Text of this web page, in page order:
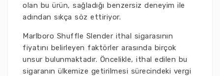
olan bu ürün, sağladığı benzersiz deneyim ile
adından sıkça söz ettiriyor.
Marlboro Shuffle Slender ithal sigarasının
fiyatını belirleyen faktörler arasında birçok
unsur bulunmaktadır. Öncelikle, ithal edilen bu
sigaranın ülkemize getirilmesi sürecindeki vergi